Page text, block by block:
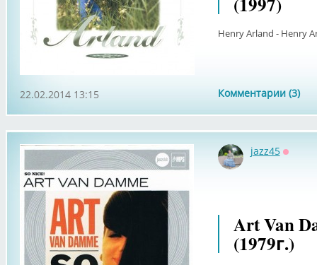
Henry Arland - Henry
Комментарии (3)
22.02.2014 13:15
jazz45
Art Van
(1979г.)